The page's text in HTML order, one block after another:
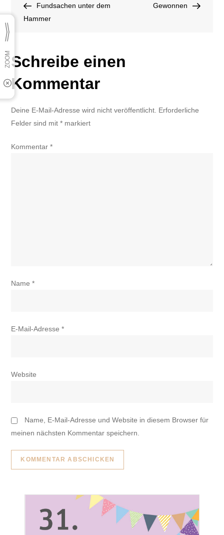
–
PostFundsachen unter dem
Hammer
Post
Gewonnen
Schreibe einen
Kommentar
Deine E-Mail-Adresse wird nicht veröffentlicht. Erforderliche
Felder sind mit* markiert
Kommentar*
Name*
E-Mail-Adresse*
Website
Name, E-Mail-Adresse und Website in diesem Browser für
meinen nächsten Kommentar speichern.